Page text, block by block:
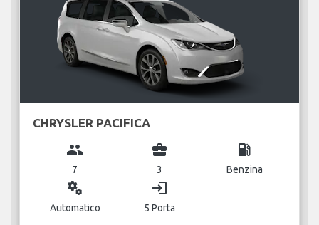
CHRYSLER PACIFICA
group
7
business_center
3
local_gas_station
Benzina
miscellaneous_services
Automatico
login
5 Porta